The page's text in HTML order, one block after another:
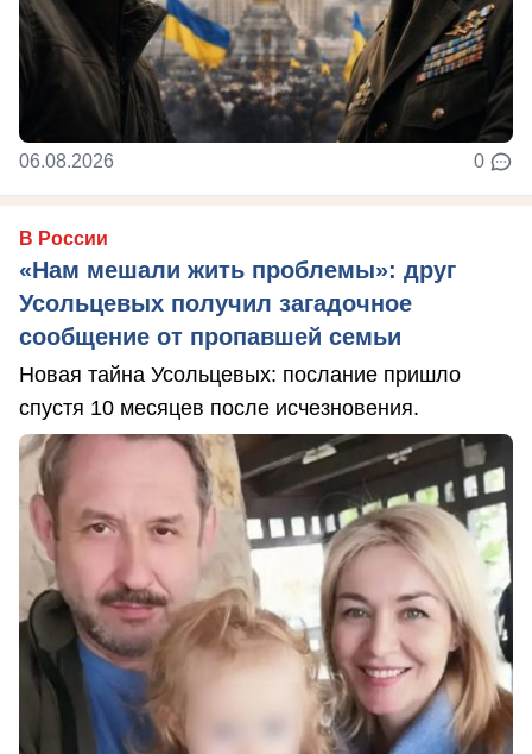
06.08.2026 0
В России
«Нам мешали жить проблемы»: друг
Усольцевых получил загадочное
сообщение от пропавшей семьи
Новая тайна Усольцевых: послание пришло
спустя 10 месяцев после исчезновения.